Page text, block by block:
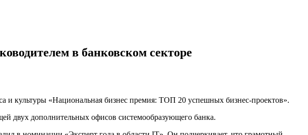
в банковском секторе
и культуры «Национальная бизнес премия: ТОП 20 успешных бизнес-проектов».
двух дополнительных офисов системообразующего банка.